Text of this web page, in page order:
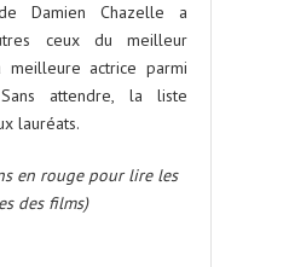
Damien Chazelle a
ceux du meilleur
actrice parmi
attendre, la liste
lauréats.
en rouge pour lire les
des films)